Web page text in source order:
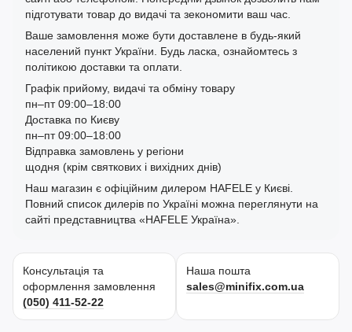
підготувати товар до видачі та зекономити ваш час.
Ваше замовлення може бути доставлене в будь-який
населений пункт України. Будь ласка, ознайомтесь з
політикою доставки та оплати.
Графік прийому, видачі та обміну товару
пн–пт 09:00–18:00
Доставка по Києву
пн–пт 09:00–18:00
Відправка замовлень у регіони
щодня (крім святкових і вихідних днів)
Наш магазин є офіційним дилером HAFELE у Києві.
Повний список дилерів по Україні можна переглянути на
сайті представництва «HAFELE Україна».
Консультація та
оформлення замовлення
(050) 411-52-22
Наша пошта
sales@minifix.com.ua